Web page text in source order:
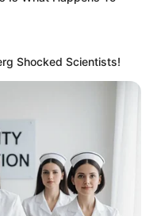
Shocked Scientists!